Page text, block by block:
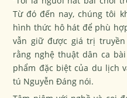
Từ đó đến nay, chúng tôi
hình thức hô hát để phù
vẫn giữ được giá trị
rằng nghệ thuật dân ca
phẩm đặc biệt của du lịch
tú Nguyễn Đáng nói.